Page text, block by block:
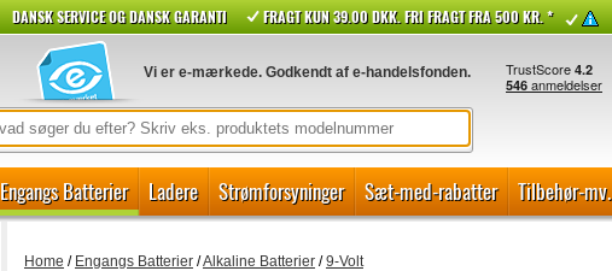
DANSK SERVICE OG DANSK GARANTI FRAGT KUN 39.00 DKK. FRI FRAGT FRA 500 KR. *
Vi er e-mærkede. Godkendt af e-handelsfonden.
Engangs Batterier Ladere Strømforsyninger Sæt-med-rabatter Tilbehør-mv.
Home / Engangs Batterier/Alkaline Batterier/9-Volt